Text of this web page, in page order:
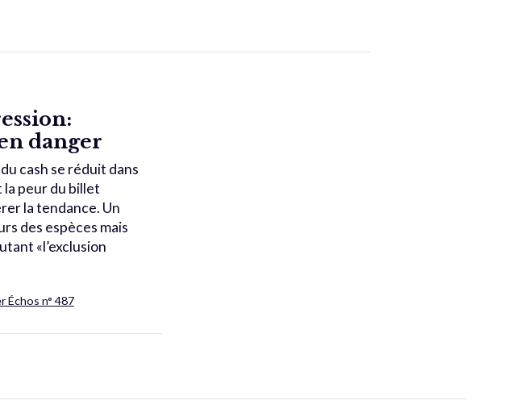
danger
cash se réduit dans
la peur du billet
la tendance. Un
des espèces mais
«l’exclusion
Échos n° 487